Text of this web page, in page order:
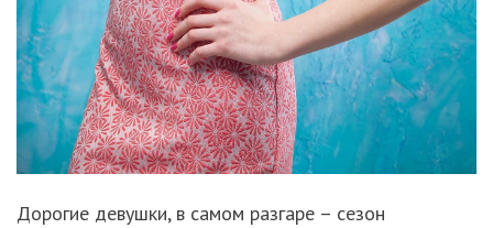
Дорогие девушки, в самом разгаре – сезон